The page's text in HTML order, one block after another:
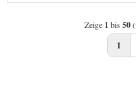
Zeige 1 bis 50
1